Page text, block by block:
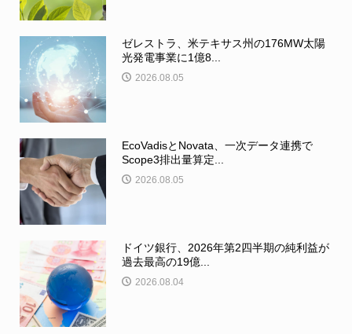
ゼレストラ、米テキサス州の176MW太陽
光発電事業に1億8...
2026.08.05
EcoVadisとNovata、一次データ連携で
Scope3排出量算定...
2026.08.05
ドイツ銀行、2026年第2四半期の純利益が
過去最高の19億...
2026.08.04